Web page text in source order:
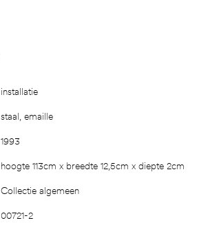
installatie
staal, emaille
1993
hoogte 113cm x breedte 12,5cm x diepte 2cm
Collectie algemeen
00721-2